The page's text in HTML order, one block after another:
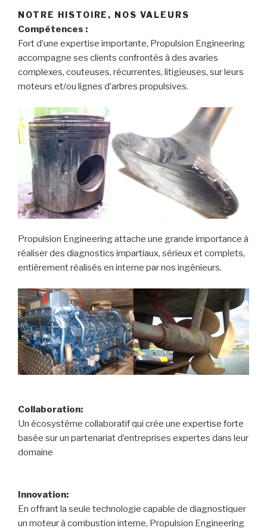
NOTRE HISTOIRE, NOS VALEURS
Compétences :
Fort d’une expertise importante, Propulsion Engineering
accompagne ses clients confrontés à des avaries
complexes, couteuses, récurrentes, litigieuses, sur leurs
moteurs et/ou lignes d’arbres propulsives.
Propulsion Engineering attache une grande importance à
réaliser des diagnostics impartiaux, sérieux et complets,
entièrement réalisés en interne par nos ingénieurs.
Collaboration:
Un écosystème collaboratif qui crée une expertise forte
basée sur un partenariat d’entreprises expertes dans leur
domaine
Innovation:
En offrant la seule technologie capable de diagnostiquer
un moteur à combustion interne, Propulsion Engineering